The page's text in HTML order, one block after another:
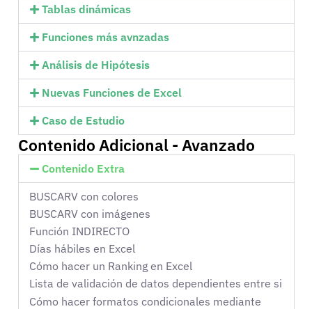
Tablas dinámicas
Funciones más avnzadas
Análisis de Hipótesis
Nuevas Funciones de Excel
Caso de Estudio
Contenido Adicional - Avanzado
Contenido Extra
BUSCARV con colores
BUSCARV con imágenes
Función INDIRECTO
Días hábiles en Excel
Cómo hacer un Ranking en Excel
Lista de validación de datos dependientes entre si
Cómo hacer formatos condicionales mediante